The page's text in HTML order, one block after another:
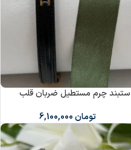
چرم مستطیل ضربان قلب
تومان6,100,000